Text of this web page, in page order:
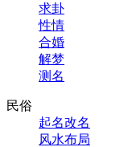
求卦
性情
合婚
解梦
测名
民俗
起名改名
风水布局